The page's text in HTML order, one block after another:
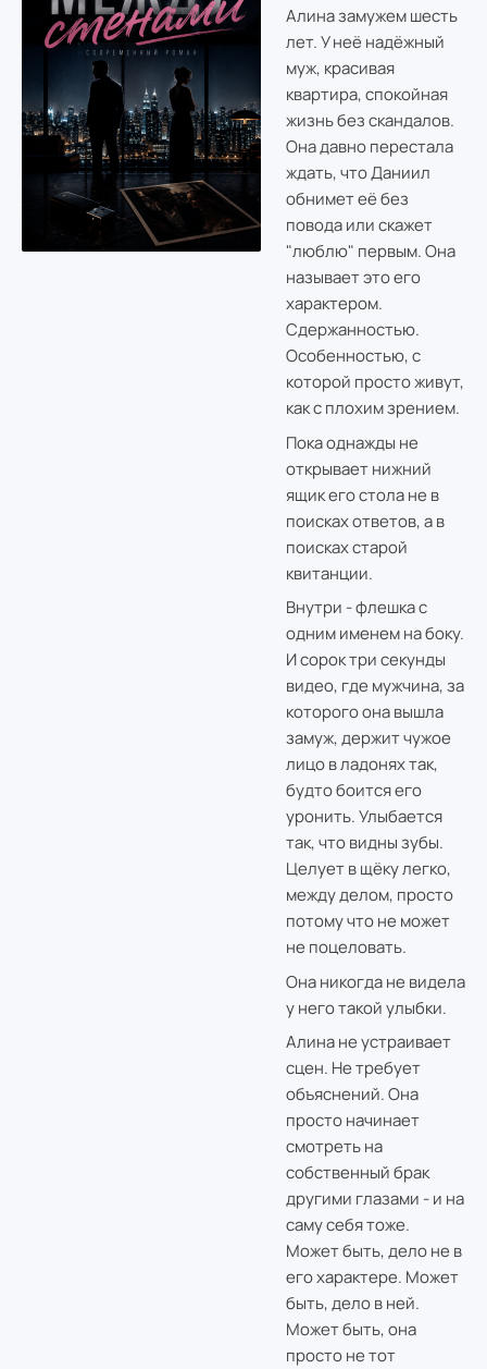
Алина замужем шесть
лет. У неё надёжный
муж, красивая
квартира, спокойная
жизнь без скандалов.
Она давно перестала
ждать, что Даниил
обнимет её без
повода или скажет
"люблю" первым. Она
называет это его
характером.
Сдержанностью.
Особенностью, с
которой просто живут,
как с плохим зрением.
Пока однажды не
открывает нижний
ящик его стола не в
поисках ответов, а в
поисках старой
квитанции.
Внутри - флешка с
одним именем на боку.
И сорок три секунды
видео, где мужчина, за
которого она вышла
замуж, держит чужое
лицо в ладонях так,
будто боится его
уронить. Улыбается
так, что видны зубы.
Целует в щёку легко,
между делом, просто
потому что не может
не поцеловать.
Она никогда не видела
у него такой улыбки.
Алина не устраивает
сцен. Не требует
объяснений. Она
просто начинает
смотреть на
собственный брак
другими глазами - и на
саму себя тоже.
Может быть, дело не в
его характере. Может
быть, дело в ней.
Может быть, она
просто не тот